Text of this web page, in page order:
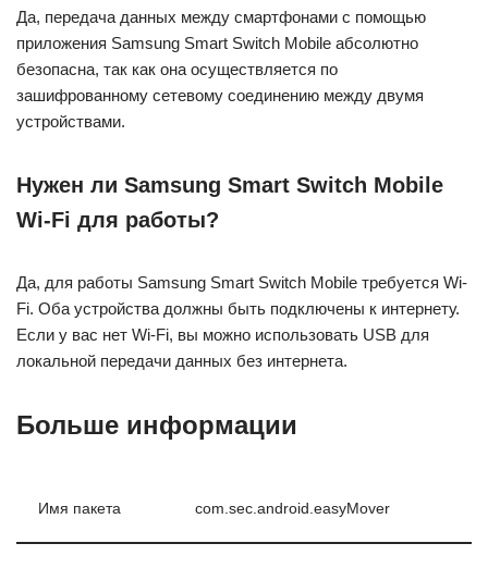
Да, передача данных между смартфонами с помощью
приложения Samsung Smart Switch Mobile абсолютно
безопасна, так как она осуществляется по
зашифрованному сетевому соединению между двумя
устройствами.
Нужен ли Samsung Smart Switch Mobile
Wi-Fi для работы?
Да, для работы Samsung Smart Switch Mobile требуется Wi-
Fi. Оба устройства должны быть подключены к интернету.
Если у вас нет Wi-Fi, вы можно использовать USB для
локальной передачи данных без интернета.
Больше информации
Имя пакета com.sec.android.easyMover